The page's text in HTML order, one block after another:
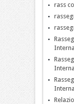
rass